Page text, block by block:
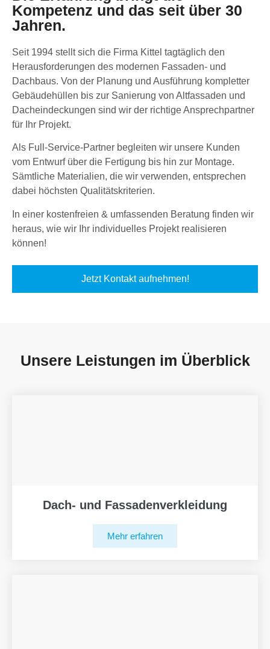
Kompetenz und das seit über 30
Jahren.
Seit 1994 stellt sich die Firma Kittel tagtäglich den
Herausforderungen des modernen Fassaden- und
Dachbaus. Von der Planung und Ausführung kompletter
Gebäudehüllen bis zur Sanierung von Altfassaden und
Dacheindeckungen sind wir der richtige Ansprechpartner
für Ihr Projekt.
Als Full-Service-Partner begleiten wir unsere Kunden
vom Entwurf über die Fertigung bis hin zur Montage.
Sämtliche Materialien, die wir verwenden, entsprechen
dabei höchsten Qualitätskriterien.
In einer kostenfreien & umfassenden Beratung finden wir
heraus, wie wir Ihr individuelles Projekt realisieren
können!
Jetzt Kontakt aufnehmen!
Unsere Leistungen im Überblick
Dach- und Fassadenverkleidung
Mehr erfahren